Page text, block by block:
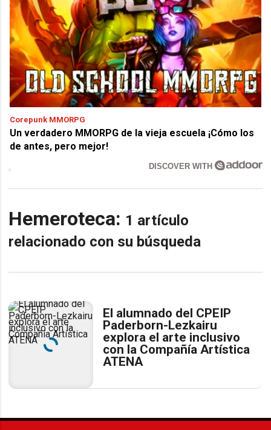
Corepunk MMORPG
Un verdadero MMORPG de la vieja escuela ¡Cómo los
de antes, pero mejor!
DISCOVER WITH
Hemeroteca: 1 artículo
relacionado con su búsqueda
El alumnado del CPEIP
Paderborn-Lezkairu
explora el arte inclusivo
con la Compañía Artística
ATENA